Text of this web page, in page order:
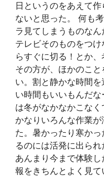
日というのをあえて
ないと思った。 何も
ラ見てしまうものな
テレビそのものをつ
らすぐに切る！とか、
その方が、ほかのこ
い。割と静かな時間
い時間もいいもんだ
は冬がなかなかこなく
かなりいろんな作業
た。暑かったり寒か
るのには活発に出ら
あんまり今まで体験
報をきちんとよく見